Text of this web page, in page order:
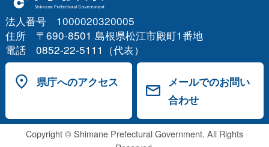
法人番号 1000020320005
住所 〒690-8501 島根県松江市殿町1番地
電話 0852-22-5111（代表）
県庁へのアクセス
メールでのお問い
合わせ
Copyright © Shimane Prefectural Government. All Rights